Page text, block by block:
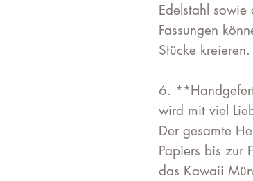
Edelstahl
Fassungen
Stücke kreieren.
6.
wird mit viel
Der gesamte
Papiers bis zur
das Kawaii